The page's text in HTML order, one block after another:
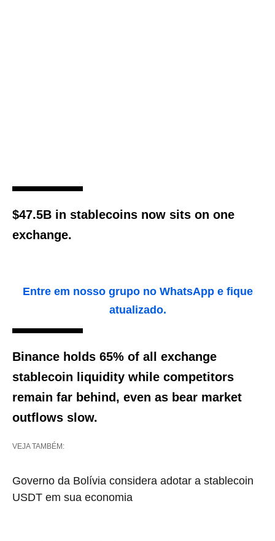
$47.5B in stablecoins now sits on one
exchange.
Entre em nosso grupo no WhatsApp e fique
atualizado.
Binance holds 65% of all exchange
stablecoin liquidity while competitors
remain far behind, even as bear market
outflows slow.
VEJA TAMBÉM:
Governo da Bolívia considera adotar a stablecoin
USDT em sua economia